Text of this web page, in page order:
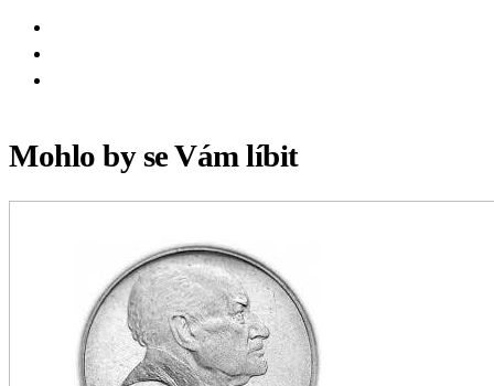
Mohlo by se Vám líbit